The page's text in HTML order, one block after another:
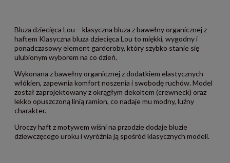
Bluza dziecięca Lou – klasyczna bluza z bawełny organicznej z
haftem Klasyczna bluza dziecięca Lou to miękki, wygodny i
ponadczasowy element garderoby, który szybko stanie się
ulubionym wyborem na co dzień.
Wykonana z bawełny organicznej z dodatkiem elastycznych
włókien, zapewnia komfort noszenia i swobodę ruchów. Model
został zaprojektowany z okrągłym dekoltem (crewneck) oraz
lekko opuszczoną linią ramion, co nadaje mu modny, luźny
charakter.
Uroczy haft z motywem wiśni na przodzie dodaje bluzie
dziewczęcego uroku i wyróżnia ją spośród klasycznych modeli.